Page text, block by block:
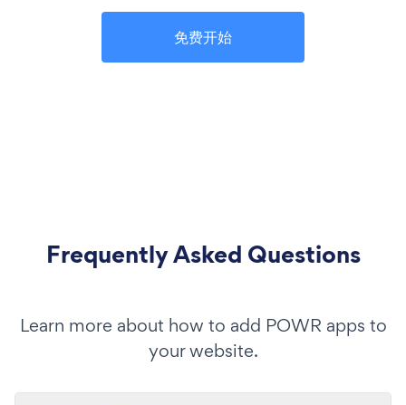
免费开始
Frequently Asked Questions
Learn more about how to add POWR apps to
your website.